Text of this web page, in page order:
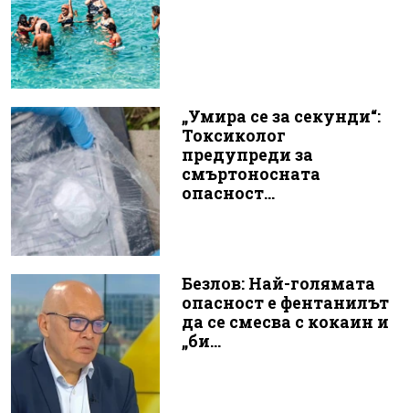
„Умира се за секунди“:
Токсиколог
предупреди за
смъртоносната
опасност...
Безлов: Най-голямата
опасност е фентанилът
да се смесва с кокаин и
„би...